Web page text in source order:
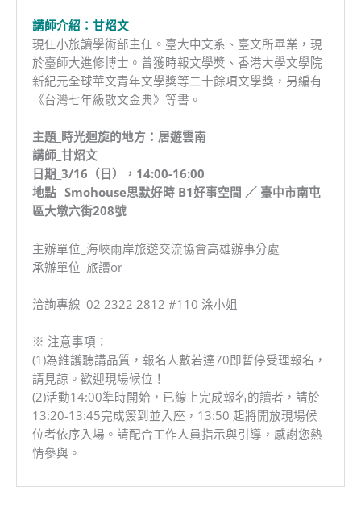
講師介紹：甘炤文
現任小旅讀學術部主任。臺大中文系、臺文所畢業，現
於臺師大進修博士。曾獲時報文學獎、香港大學文學院
新紀元全球華文青年文學獎等二十餘項文學獎，另編有
《台灣七年級散文金典》等書。
主題_時光迴旋的地方：居遊雲南
講師_甘炤文
日期_3/16（日），14:00-16:00
地點_ Smohouse思默好時 B1好事空間 ／ 臺中市南屯
區大墩六街208號
主辦單位_海峽兩岸旅遊交流協會高雄辦事分處
承辦單位_旅讀or
洽詢專線_02 2322 2812 #110 涂小姐
※ 注意事項：
(1)為維護聽講品質，報名人數若達70即暫停受理報名，
請見諒。歡迎現場候位！
(2)活動14:00準時開始，已線上完成報名的讀者，請於
13:20-13:45完成簽到並入座，13:50 起將開放現場候
位者依序入場。請配合工作人員指示與引導，感謝您熱
情參與。